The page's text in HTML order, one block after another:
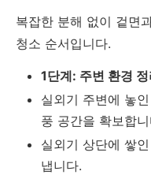
복잡한 분해 없이 겉면
청소 순서입니다.
1단계: 주변 환경 정
실외기 주변에 놓
풍 공간을 확보합
실외기 상단에 쌓
냅니다.